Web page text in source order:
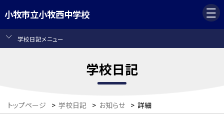
小牧市立小牧西中学校
学校日記メニュー
学校日記
トップページ > 学校日記 > お知らせ > 詳細